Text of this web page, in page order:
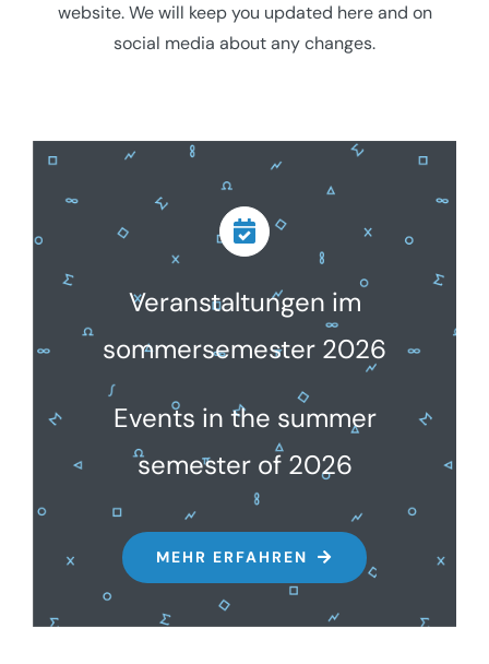
website. We will keep you updated here and on
social media about any changes.
Veranstaltungen im
sommersemester 2026
Events in the summer
semester of 2026
MEHR ERFAHREN